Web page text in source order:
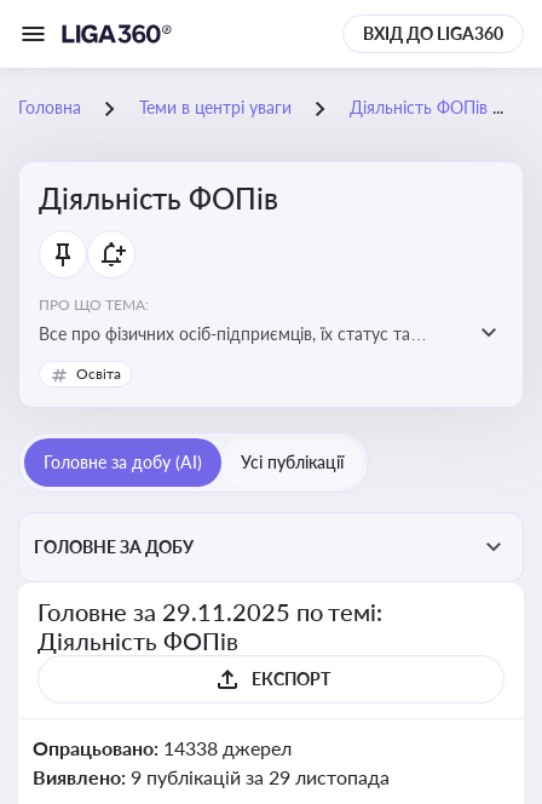
ВХІД ДО LIGA360
Головна Теми в центрі уваги Діяльність ФОПів
Діяльність ФОПів
ПРО ЩО ТЕМА:
Все про фізичних осіб-підприємців, їх статус та
діяльність. Зміни в законодавстві, що стосуються
роботи ФОПів
Освіта
Головне за добу (AI) Усі публікації
ГОЛОВНЕ ЗА ДОБУ
Головне за 29.11.2025 по темі:
Діяльність ФОПів
ЕКСПОРТ
Опрацьовано: 14338 джерел
Виявлено: 9 публікацій за 29 листопада